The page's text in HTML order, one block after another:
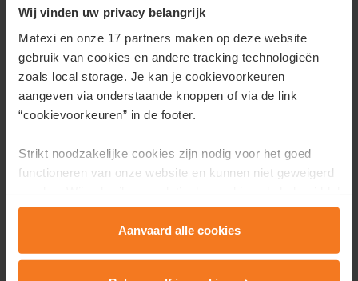
Wij vinden uw privacy belangrijk
Matexi en onze 17 partners maken op deze website
gebruik van cookies en andere tracking technologieën
zoals local storage. Je kan je cookievoorkeuren
aangeven via onderstaande knoppen of via de link
“cookievoorkeuren” in de footer.
Strikt noodzakelijke cookies zijn nodig voor het goed
functioneren van onze website en kunnen niet geweigerd
om onze website en dienstverlening te verbeteren.
Functionele cookies zorgen ervoor dat je de embedded
video’s van Vimeo kan afspelen en locaties via Google
Aanvaard alle cookies
Welkom op onze kijkdag zondag 16 maart! We
verwelkomen jezonder afspraaktussen 10u en 13u in
Lanaken. Dit is de allerlaatste woning in het aanbod,
grijp NU je kans. Bezoek ons tijdens de kijkdag en je
ontvangt alle gedetailleerde informatie over dit
Het adres:Martinusstraat 2, Lanaken